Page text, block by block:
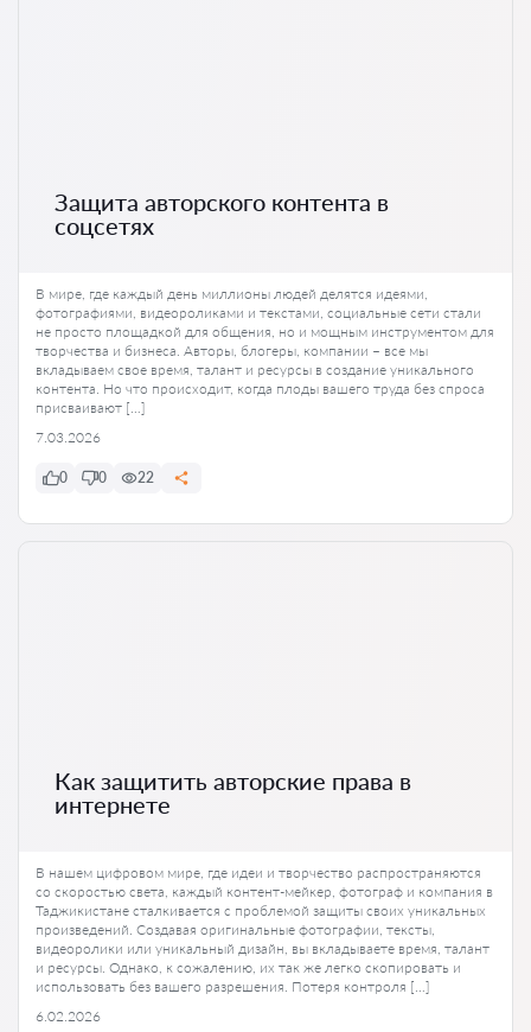
Защита авторского контента в
соцсетях
В мире, где каждый день миллионы людей делятся идеями,
фотографиями, видеороликами и текстами, социальные сети стали
не просто площадкой для общения, но и мощным инструментом для
творчества и бизнеса. Авторы, блогеры, компании – все мы
вкладываем свое время, талант и ресурсы в создание уникального
контента. Но что происходит, когда плоды вашего труда без спроса
присваивают […]
7.03.2026
0 0 22
Как защитить авторские права в
интернете
В нашем цифровом мире, где идеи и творчество распространяются
со скоростью света, каждый контент-мейкер, фотограф и компания в
Таджикистане сталкивается с проблемой защиты своих уникальных
произведений. Создавая оригинальные фотографии, тексты,
видеоролики или уникальный дизайн, вы вкладываете время, талант
и ресурсы. Однако, к сожалению, их так же легко скопировать и
использовать без вашего разрешения. Потеря контроля […]
6.02.2026